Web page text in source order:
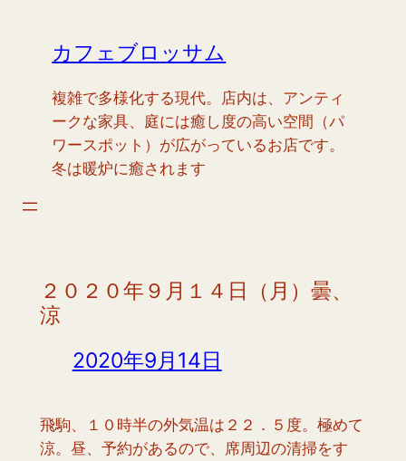
カフェブロッサム
複雑で多様化する現代。店内は、アンティ
ークな家具、庭には癒し度の高い空間（パ
ワースポット）が広がっているお店です。
冬は暖炉に癒されます
２０２０年９月１４日（月）曇、
涼
2020年9月14日
飛駒、１０時半の外気温は２２．５度。極めて
涼。昼、予約があるので、席周辺の清掃をす